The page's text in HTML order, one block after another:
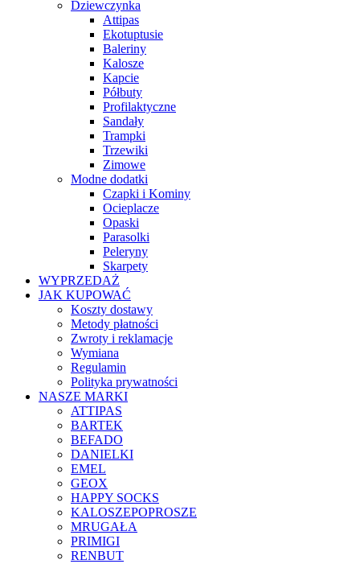
Dziewczynka
Attipas
Ekotuptusie
Baleriny
Kalosze
Kapcie
Półbuty
Profilaktyczne
Sandały
Trampki
Trzewiki
Zimowe
Modne dodatki
Czapki i Kominy
Ocieplacze
Opaski
Parasolki
Peleryny
Skarpety
WYPRZEDAŻ
JAK KUPOWAĆ
Koszty dostawy
Metody płatności
Zwroty i reklamacje
Wymiana
Regulamin
Polityka prywatności
NASZE MARKI
ATTIPAS
BARTEK
BEFADO
DANIELKI
EMEL
GEOX
HAPPY SOCKS
KALOSZEPOPROSZE
MRUGAŁA
PRIMIGI
RENBUT